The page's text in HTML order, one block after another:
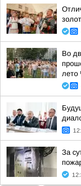
Во
лето
За